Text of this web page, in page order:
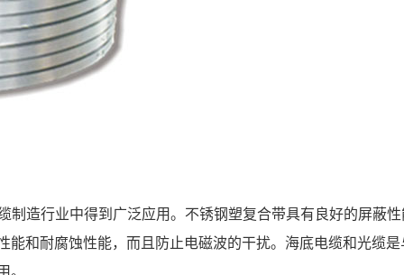
造行业中得到广泛应用。不锈钢塑复合带具有良好的屏蔽
和耐腐蚀性能，而且防止电磁波的干扰。海底电缆和光缆是
。